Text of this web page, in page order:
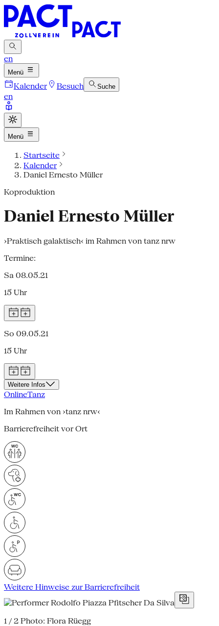
en
Menü
Kalender Besuch Suche
en
Menü
Startseite
Kalender
Daniel Ernesto Müller
Koproduktion
Daniel Ernesto Müller
›Praktisch galaktisch‹ im Rahmen von tanz nrw
Termine:
Sa 08.05.21
15 Uhr
So 09.05.21
15 Uhr
Weitere Infos
OnlineTanz
Im Rahmen von ›tanz nrw‹
Barrierefreiheit vor Ort
Weitere Hinweise zur Barrierefreiheit
1 / 2 Photo: Flora Rüegg